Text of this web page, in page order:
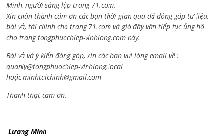
Minh, người sáng lập trang 71.com.
Xin chân thành cám ơn các bạn thời gian qua đã đóng góp tư liệu,
bài vở, tài chính cho trang 71.com và giờ đây vẫn tiếp tục ủng hộ
cho trang tongphuochiep-vinhlong.com này.
Bài vở và ý kiến đóng góp, xin các bạn vui lòng email về :
quanly@tongphuochiep-vinhlong.local
hoặcminhtaichinh@gmail.com
Thành thật cám ơn.
Lương Minh